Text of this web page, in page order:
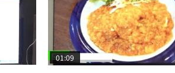
01:09